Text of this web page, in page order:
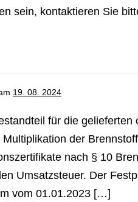
sein, kon­tak­tie­ren Sie
19. 08. 2024
für die
der
nach § 10
Um­satz­steu­er. Der
vom 01.01.2023 […]